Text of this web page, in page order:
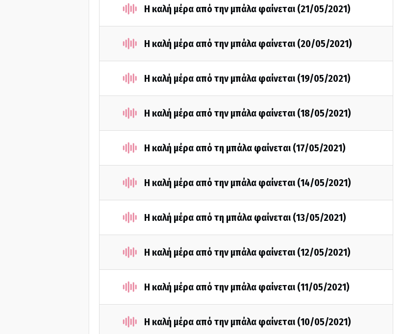
Η καλή μέρα από την μπάλα φαίνεται (21/05/2021)
Η καλή μέρα από την μπάλα φαίνεται (20/05/2021)
Η καλή μέρα από την μπάλα φαίνεται (19/05/2021)
Η καλή μέρα από την μπάλα φαίνεται (18/05/2021)
Η καλή μέρα από τη μπάλα φαίνεται (17/05/2021)
Η καλή μέρα από την μπάλα φαίνεται (14/05/2021)
Η καλή μέρα από τη μπάλα φαίνεται (13/05/2021)
Η καλή μέρα από την μπάλα φαίνεται (12/05/2021)
Η καλή μέρα από την μπάλα φαίνεται (11/05/2021)
Η καλή μέρα από την μπάλα φαίνεται (10/05/2021)